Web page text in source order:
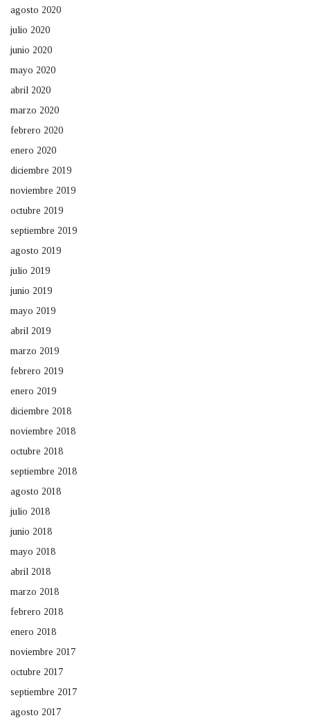
agosto 2020
julio 2020
junio 2020
mayo 2020
abril 2020
marzo 2020
febrero 2020
enero 2020
diciembre 2019
noviembre 2019
octubre 2019
septiembre 2019
agosto 2019
julio 2019
junio 2019
mayo 2019
abril 2019
marzo 2019
febrero 2019
enero 2019
diciembre 2018
noviembre 2018
octubre 2018
septiembre 2018
agosto 2018
julio 2018
junio 2018
mayo 2018
abril 2018
marzo 2018
febrero 2018
enero 2018
noviembre 2017
octubre 2017
septiembre 2017
agosto 2017